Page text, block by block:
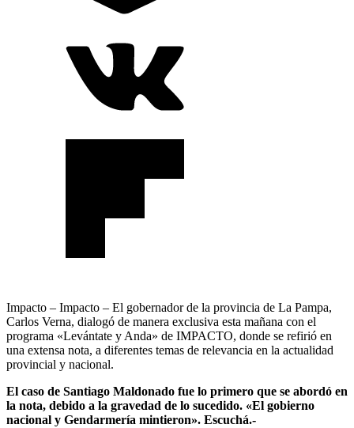
Impacto – Impacto – El gobernador de la provincia de La Pampa,
Carlos Verna, dialogó de manera exclusiva esta mañana con el
programa «Levántate y Anda» de IMPACTO, donde se refirió en
una extensa nota, a diferentes temas de relevancia en la actualidad
provincial y nacional.
El caso de Santiago Maldonado fue lo primero que se abordó en
la nota, debido a la gravedad de lo sucedido. «El gobierno
nacional y Gendarmería mintieron». Escuchá.-